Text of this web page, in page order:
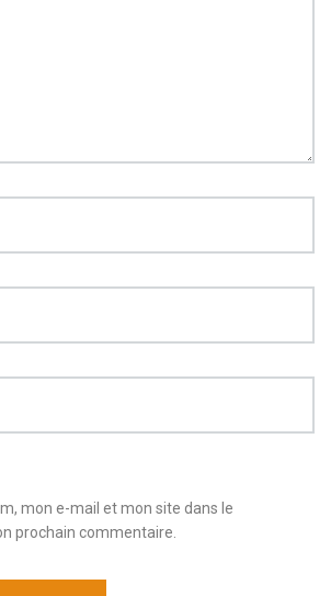
mon e-mail et mon site dans le
prochain commentaire.